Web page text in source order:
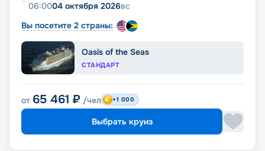
06:0004 октября 2026вс
Вы посетите 2 страны:
Oasis of the Seas
СТАНДАРТ
от 65 461 ₽ /чел +1 000
Выбрать круиз